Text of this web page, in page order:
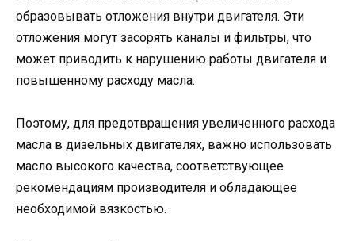
образовывать отложения внутри двигателя. Эти
отложения могут засорять каналы и фильтры, что
может приводить к нарушению работы двигателя и
повышенному расходу масла.
Поэтому, для предотвращения увеличенного расхода
масла в дизельных двигателях, важно использовать
масло высокого качества, соответствующее
рекомендациям производителя и обладающее
необходимой вязкостью.